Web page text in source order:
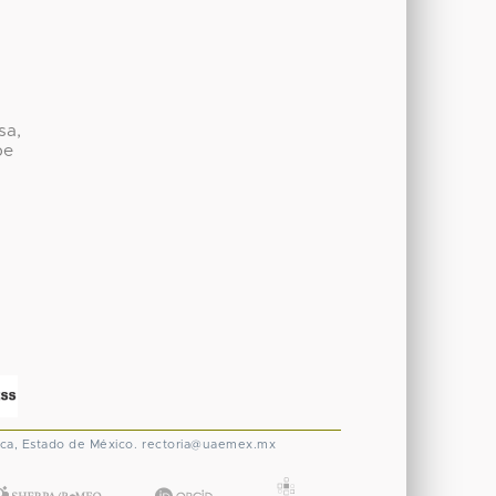
Estado de México. rectoria@uaemex.mx